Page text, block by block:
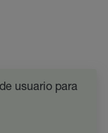
usuario para